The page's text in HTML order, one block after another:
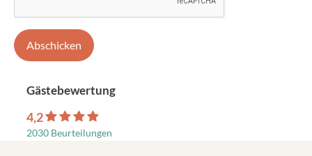
Gästebewertung
4,2
2030 Beurteilungen